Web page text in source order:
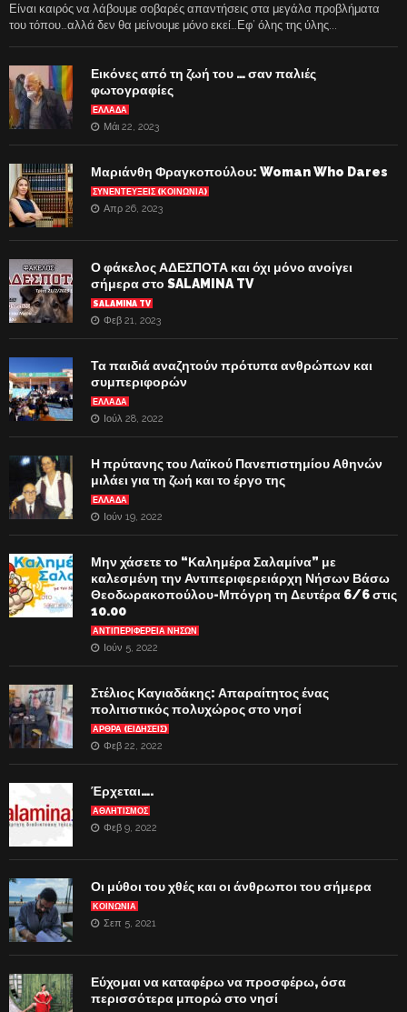
Είναι καιρός να λάβουμε σοβαρές απαντήσεις στα μεγάλα προβλήματα
του τόπου…αλλά δεν θα μείνουμε μόνο εκεί…Εφ’ όλης της ύλης...
Εικόνες από τη ζωή του … σαν παλιές
φωτογραφίες
ΕΛΛΑΔΑ
Μάι 22, 2023
Μαριάνθη Φραγκοπούλου: Woman Who Dares
ΣΥΝΕΝΤΕΥΞΕΙΣ (ΚΟΙΝΩΝΙΑ)
Απρ 26, 2023
Ο φάκελος ΑΔΕΣΠΟΤΑ και όχι μόνο ανοίγει
σήμερα στο SALAMINA TV
SALAMINA TV
Φεβ 21, 2023
Τα παιδιά αναζητούν πρότυπα ανθρώπων και
συμπεριφορών
ΕΛΛΑΔΑ
Ιούλ 28, 2022
Η πρύτανης του Λαϊκού Πανεπιστημίου Αθηνών
μιλάει για τη ζωή και το έργο της
ΕΛΛΑΔΑ
Ιούν 19, 2022
Μην χάσετε το “Καλημέρα Σαλαμίνα” με
καλεσμένη την Αντιπεριφερειάρχη Νήσων Βάσω
Θεοδωρακοπούλου-Μπόγρη τη Δευτέρα 6/6 στις
10.00
ΑΝΤΙΠΕΡΙΦΈΡΕΙΑ ΝΉΣΩΝ
Ιούν 5, 2022
Στέλιος Καγιαδάκης: Απαραίτητος ένας
πολιτιστικός πολυχώρος στο νησί
ΑΡΘΡΑ (ΕΙΔΗΣΕΙΣ)
Φεβ 22, 2022
Έρχεται….
ΑΘΛΗΤΙΣΜΟΣ
Φεβ 9, 2022
Οι μύθοι του χθές και οι άνθρωποι του σήμερα
ΚΟΙΝΩΝΙΑ
Σεπ 5, 2021
Εύχομαι να καταφέρω να προσφέρω, όσα
περισσότερα μπορώ στο νησί